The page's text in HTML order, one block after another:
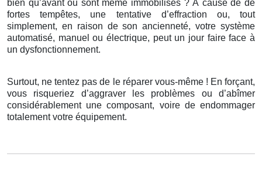
bien qu’avant ou sont même immobilisés ? À cause de de
fortes tempêtes, une tentative d’effraction ou, tout
simplement, en raison de son ancienneté, votre système
automatisé, manuel ou électrique, peut un jour faire face à
un dysfonctionnement.
Surtout, ne tentez pas de le réparer vous-même ! En forçant,
vous risqueriez d’aggraver les problèmes ou d’abîmer
considérablement une composant, voire de endommager
totalement votre équipement.